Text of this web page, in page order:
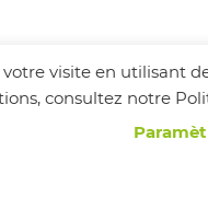
visite en utilisant
consultez notre